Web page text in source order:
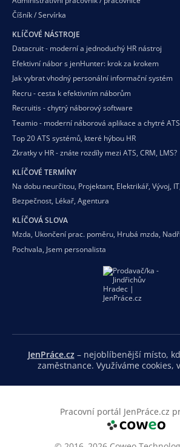
Číšník / Servírka
KLÍČOVÉ NÁSTROJE
Datacruit - moderní a jednoduchý HR nástroj
Efektivní nábor s jenHunter: krok za krokem
Jak vybrat vhodný personální informační systém
Recru - cesta k efektivním náborům
Recruitis - chytrý náborový software
Teamio - moderní náborová aplikace a chytré ATS
Top 20 ATS systémů, které hýbou HR
Zkratky v HR - znáte rozdíly mezi ATS, CRM, LMS?
KLÍČOVÉ TERMÍNY
Na dobu neurčitou, Projektant, Elektrikář, Vývoj, IT
Bezpečnost, Lékař, Agentura
KLÍČOVÁ SLOVA
Mzda, Ukončení prac. poměru, Hrubá mzda,
Pochvala, Jsem personalista
JenPráce.cz– nejoblíbenější místo,
zaměstnance. Využíváme cookies,
Pracovní portál JenPráce.cz